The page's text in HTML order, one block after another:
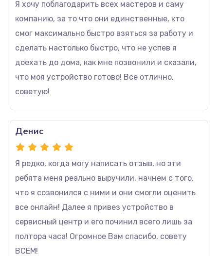
Я хочу поблагодарить всех мастеров и саму
компанию, за то что они единственные, кто
смог максимально быстро взяться за работу и
сделать настолько быстро, что не успев я
доехать до дома, как мне позвонили и сказали,
что моя устройство готово! Все отлично,
советую!
Я редко, когда могу написать отзыв, но эти
ребята меня реально выручили, начнем с того,
что я созвонился с ними и они смогли оценить
все онлайн! Далее я привез устройство в
сервисный центр и его починил всего лишь за
полтора часа! Огромное Вам спасибо, совету
ВСЕМ!
Денис